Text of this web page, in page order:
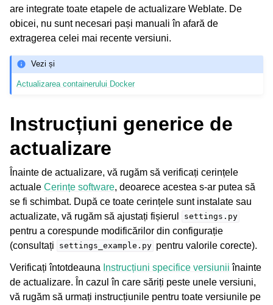
navigation of Formate de fișiere acceptate
are integrate toate etapele de actualizare Weblate. De
obicei, nu sunt necesari pași manuali în afară de
extragerea celei mai recente versiuni.
Vezi și
Actualizarea containerului Docker
Instrucțiuni generice de
actualizare
Înainte de actualizare, vă rugăm să verificați cerințele
actuale Cerințe software, deoarece acestea s-ar putea să
se fi schimbat. După ce toate cerințele sunt instalate sau
actualizate, vă rugăm să ajustați fișierul
settings.py
pentru a corespunde modificărilor din configurație
(consultați
settings_example.py pentru valorile corecte).
Verificați întotdeauna Instrucțiuni specifice versiunii înainte
de actualizare. În cazul în care săriți peste unele versiuni,
vă rugăm să urmați instrucțiunile pentru toate versiunile pe